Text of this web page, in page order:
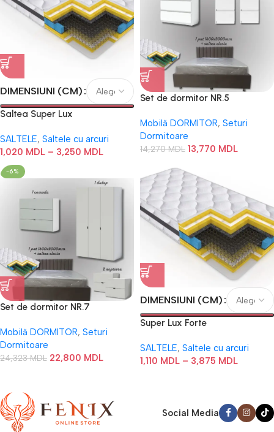
DIMENSIUNI (CM)
Saltea Super Lux
SALTELE, Saltele cu arcuri
1,020 MDL – 3,250 MDL
Set de dormitor NR.5
Mobilă DORMITOR, Seturi
Dormitoare
14,270MDL 13,770 MDL
-6%
Set de dormitor NR.7
Mobilă DORMITOR, Seturi
Dormitoare
24,323MDL 22,800 MDL
DIMENSIUNI (CM)
Super Lux Forte
SALTELE, Saltele cu arcuri
1,110 MDL – 3,875 MDL
Social Media